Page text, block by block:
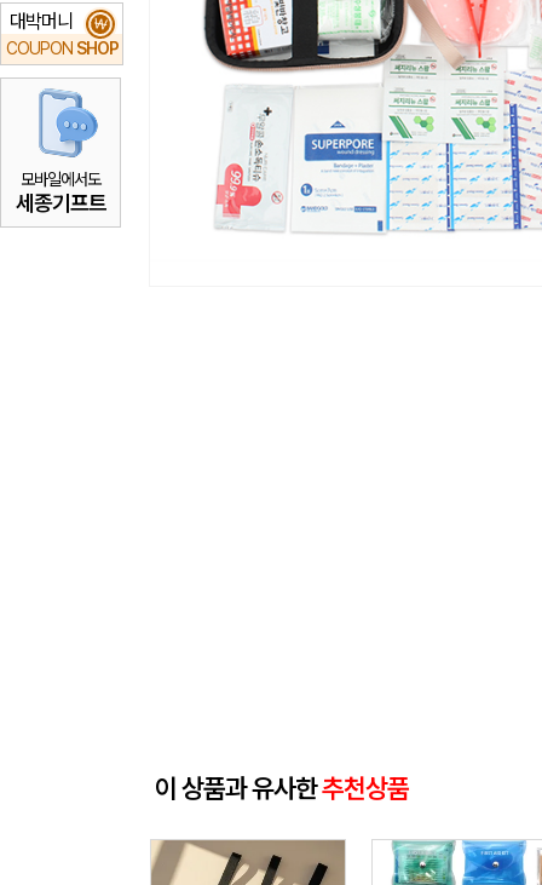
대박머니
COUPON SHOP
₩
모바일에서도
세종기프트
이 상품과 유사한추천상품